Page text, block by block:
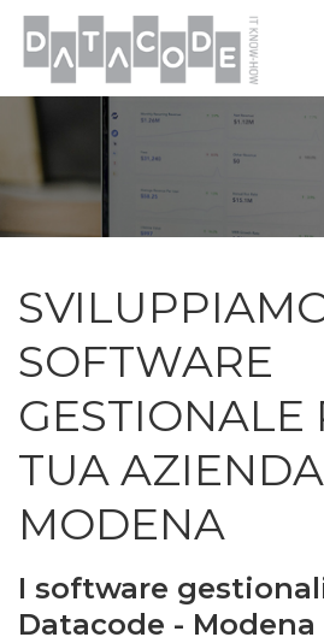
SOFTWARE
GESTIONALE
TUA
MODENA
I software
Datacode - Modena